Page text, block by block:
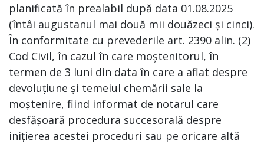
planificată în prealabil după data 01.08.2025
(întâi augustanul mai două mii douăzeci și cinci).
În conformitate cu prevederile art. 2390 alin. (2)
Cod Civil, în cazul în care moștenitorul, în
termen de 3 luni din data în care a aflat despre
devoluțiune și temeiul chemării sale la
moștenire, fiind informat de notarul care
desfășoară procedura succesorală despre
inițierea acestei proceduri sau pe oricare altă